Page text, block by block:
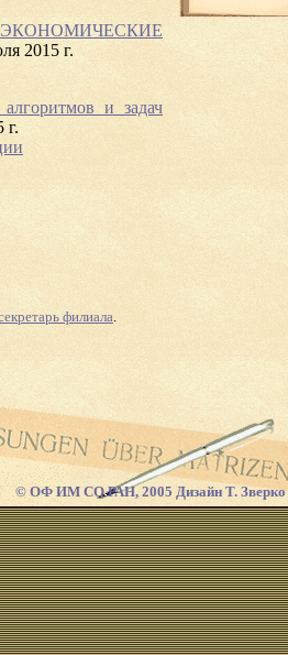
2015 г.
и задач
г.
филиала.
© ОФ ИМ СО РАН, 2005 Дизайн Т. Зверко